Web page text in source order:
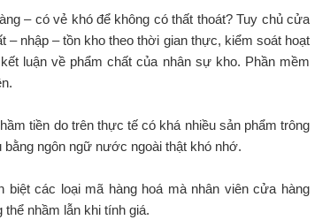
– có vẻ khó để không có thất thoát? Tuy chủ cửa
nhập – tồn kho theo thời gian thực, kiểm soát hoạt
luận về phẩm chất của nhân sự kho. Phần mềm
tiền do trên thực tế có khá nhiều sản phẩm trông
ngôn ngữ nước ngoài thật khó nhớ.
các loại mã hàng hoá mà nhân viên cửa hàng
thể nhầm lẫn khi tính giá.